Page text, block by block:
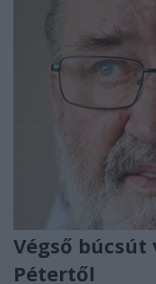
Végső
Pétertől